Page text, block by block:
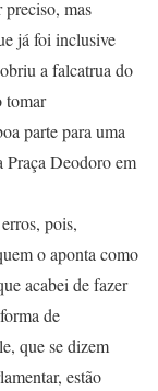
mas
já foi inclusive
a falcatrua do
tomar
parte para uma
Praça Deodoro em
pois,
o aponta como
acabei de fazer
de
que se dizem
estão